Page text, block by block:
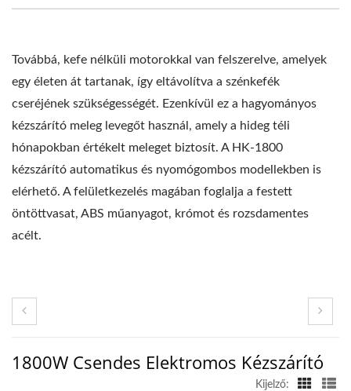
Továbbá, kefe nélküli motorokkal van felszerelve, amelyek
egy életen át tartanak, így eltávolítva a szénkefék
cseréjének szükségességét. Ezenkívül ez a hagyományos
kézszárító meleg levegőt használ, amely a hideg téli
hónapokban értékelt meleget biztosít. A HK-1800
kézszárító automatikus és nyomógombos modellekben is
elérhető. A felületkezelés magában foglalja a festett
öntöttvasat, ABS műanyagot, krómot és rozsdamentes
acélt.
1800W Csendes Elektromos Kézszárító
Kijelző: